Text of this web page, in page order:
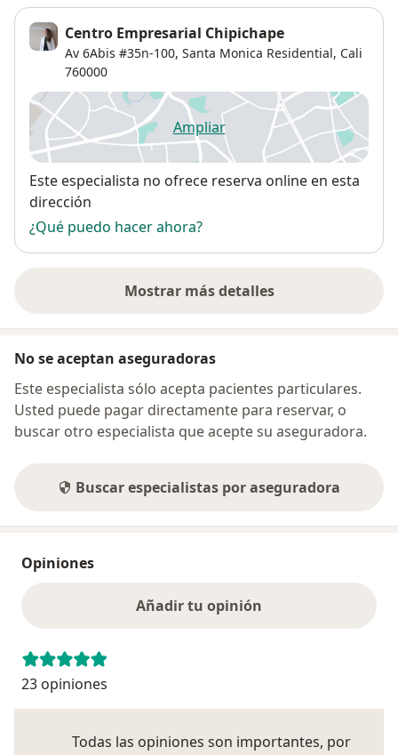
Centro Empresarial Chipichape
Av 6Abis #35n-100, Santa Monica Residential, Cali
760000
Ampliarse abre en una nueva
Disponibilidad
Este especialista no ofrece reserva online en esta
dirección
¿Qué puedo hacer ahora?
Mostrar más detalles
sobre la dirección
No se aceptan aseguradoras
Este especialista sólo acepta pacientes particulares.
Usted puede pagar directamente para reservar, o
buscar otro especialista que acepte su aseguradora.
Buscar especialistas por aseguradora
Opiniones
Añadir tu opinión
23 opiniones
Todas las opiniones son importantes, por